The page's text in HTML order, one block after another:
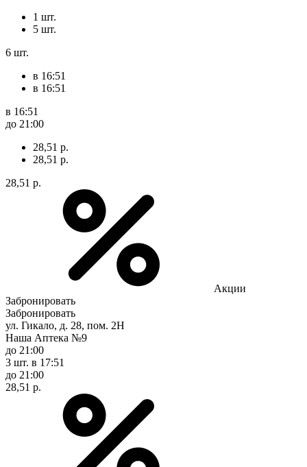
1 шт.
5 шт.
6 шт.
в 16:51
в 16:51
в 16:51
до 21:00
28,51 р.
28,51 р.
28,51 р.
Акции
Забронировать
Забронировать
ул. Гикало, д. 28, пом. 2Н
Наша Аптека №9
до 21:00
3 шт. в 17:51
до 21:00
28,51 р.